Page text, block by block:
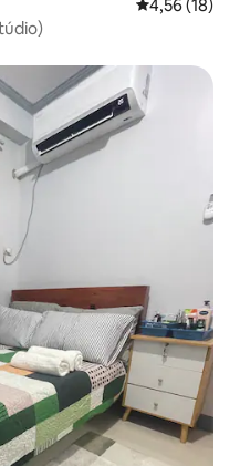
4,56 de uma
4,56 (18)